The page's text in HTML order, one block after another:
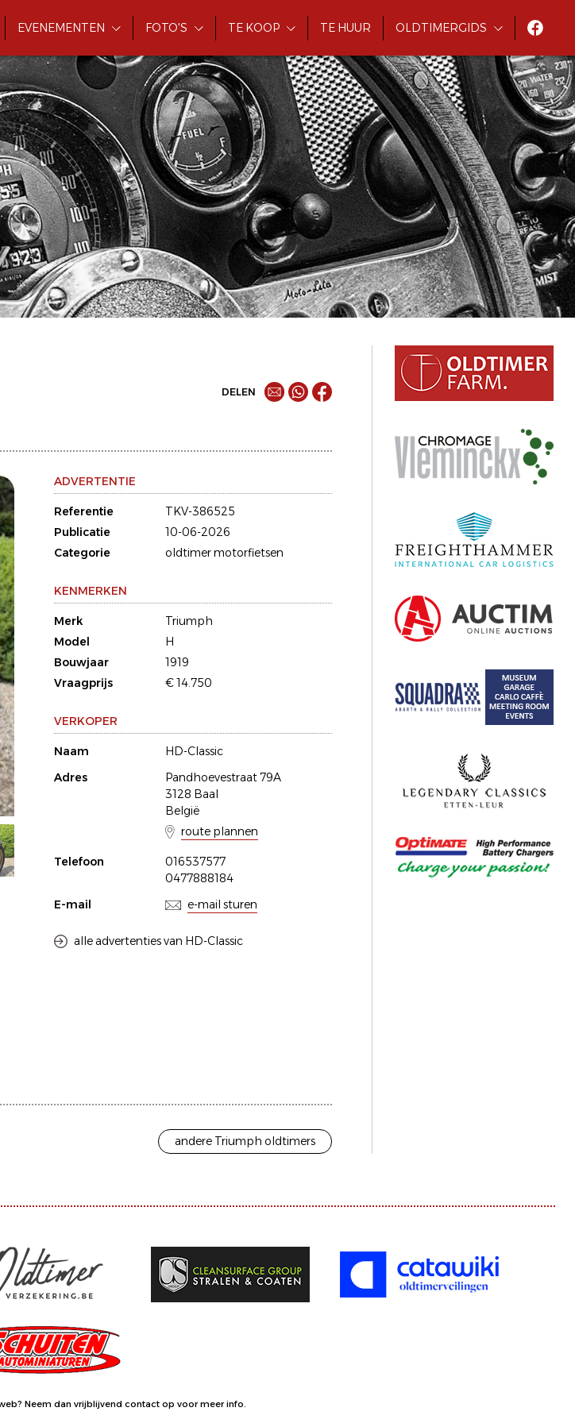
EVENEMENTEN FOTO'S TE KOOP TE HUUR OLDTIMERGIDS
DELEN
ADVERTENTIE
Referentie
TKV-386525
Publicatie
10-06-2026
Categorie
oldtimer motorfietsen
KENMERKEN
Merk
Triumph
Model
H
Bouwjaar
1919
Vraagprijs
€ 14.750
VERKOPER
Naam
HD-Classic
Adres
Pandhoevestraat 79A
3128 Baal
België
route plannen
Telefoon
016537577
0477888184
E-mail
e-mail sturen
alle advertenties van HD-Classic
andere Triumph oldtimers
Neem dan vrijblijvend contact op voor meer info.